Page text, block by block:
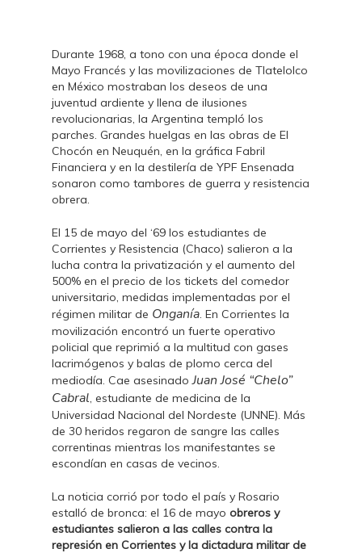
Durante 1968, a tono con una época donde el
Mayo Francés y las movilizaciones de Tlatelolco
en México mostraban los deseos de una
juventud ardiente y llena de ilusiones
revolucionarias, la Argentina templó los
parches. Grandes huelgas en las obras de El
Chocón en Neuquén, en la gráfica Fabril
Financiera y en la destilería de YPF Ensenada
sonaron como tambores de guerra y resistencia
obrera.
El 15 de mayo del ‘69 los estudiantes de
Corrientes y Resistencia (Chaco) salieron a la
lucha contra la privatización y el aumento del
500% en el precio de los tickets del comedor
universitario, medidas implementadas por el
régimen militar de Onganía. En Corrientes la
movilización encontró un fuerte operativo
policial que reprimió a la multitud con gases
lacrimógenos y balas de plomo cerca del
mediodía. Cae asesinadoJuan José “Chelo”
Cabral, estudiante de medicina de la
Universidad Nacional del Nordeste (UNNE). Más
de 30 heridos regaron de sangre las calles
correntinas mientras los manifestantes se
escondían en casas de vecinos.
La noticia corrió por todo el país y Rosario
estalló de bronca: el 16 de mayo obreros y
estudiantes salieron a las calles contra la
represión en Corrientes y la dictadura militar de